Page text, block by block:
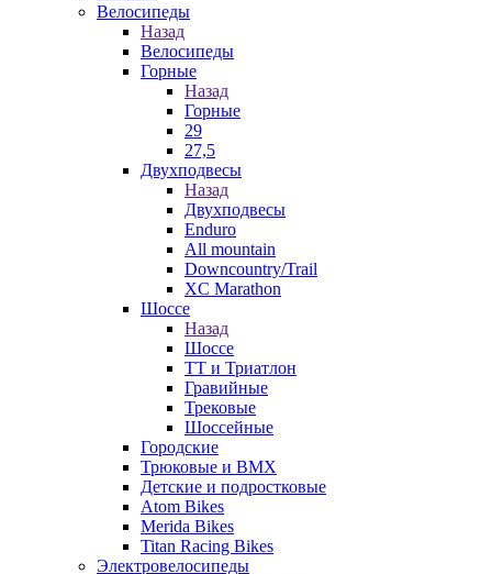
Велосипеды
Назад
Велосипеды
Горные
Назад
Горные
29
27,5
Двухподвесы
Назад
Двухподвесы
Enduro
All mountain
Downcountry/Trail
XC Marathon
Шоссе
Назад
Шоссе
ТТ и Триатлон
Гравийные
Трековые
Шоссейные
Городские
Трюковые и BMX
Детские и подростковые
Atom Bikes
Merida Bikes
Titan Racing Bikes
Электровелосипеды